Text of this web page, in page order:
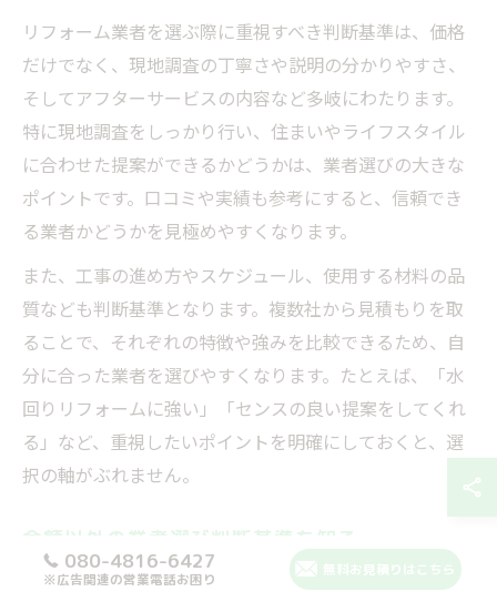
リフォーム業者を選ぶ際に重視すべき判断基準は、価格
だけでなく、現地調査の丁寧さや説明の分かりやすさ、
そしてアフターサービスの内容など多岐にわたります。
特に現地調査をしっかり行い、住まいやライフスタイル
に合わせた提案ができるかどうかは、業者選びの大きな
ポイントです。口コミや実績も参考にすると、信頼でき
る業者かどうかを見極めやすくなります。
また、工事の進め方やスケジュール、使用する材料の品
質なども判断基準となります。複数社から見積もりを取
ることで、それぞれの特徴や強みを比較できるため、自
分に合った業者を選びやすくなります。たとえば、「水
回りリフォームに強い」「センスの良い提案をしてくれ
る」など、重視したいポイントを明確にしておくと、選
択の軸がぶれません。
金額以外の業者選び判断基準を知る
リフォームの業者選びでは、金額以外にも注目すべき判
080-4816-6427
※広告関連の営業電話お困り
無料お見積りはこちら